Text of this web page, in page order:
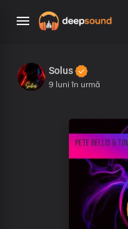
Solus
9 luni în urmă